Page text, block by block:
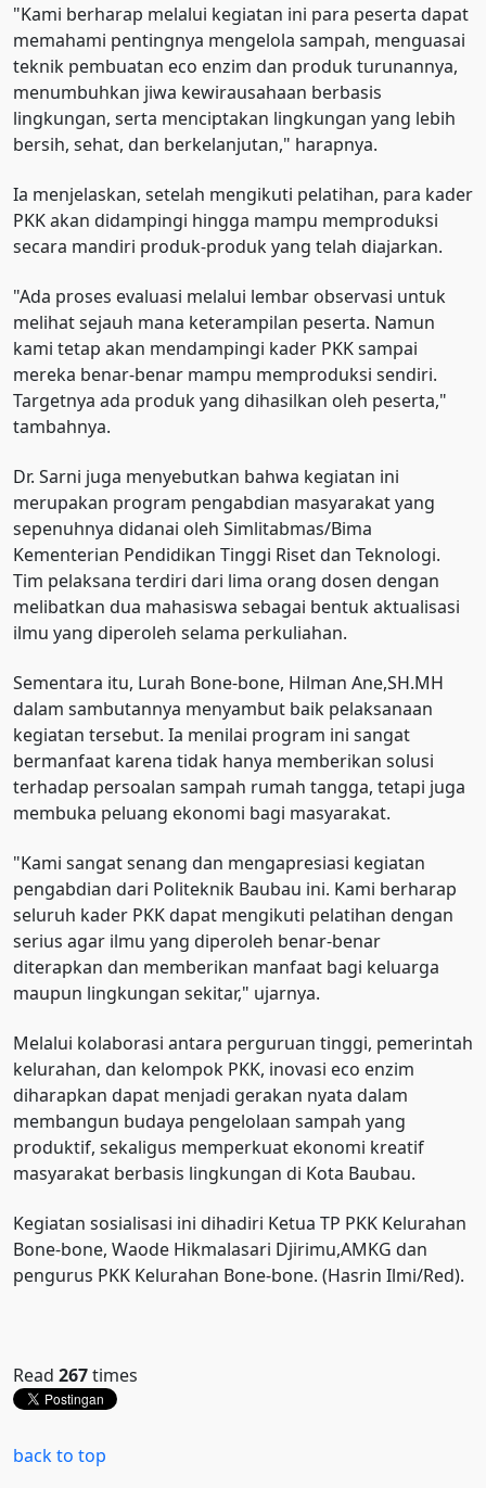
"Kami berharap melalui kegiatan ini para peserta dapat
memahami pentingnya mengelola sampah, menguasai
teknik pembuatan eco enzim dan produk turunannya,
menumbuhkan jiwa kewirausahaan berbasis
lingkungan, serta menciptakan lingkungan yang lebih
bersih, sehat, dan berkelanjutan," harapnya.
Ia menjelaskan, setelah mengikuti pelatihan, para kader
PKK akan didampingi hingga mampu memproduksi
secara mandiri produk-produk yang telah diajarkan.
"Ada proses evaluasi melalui lembar observasi untuk
melihat sejauh mana keterampilan peserta. Namun
kami tetap akan mendampingi kader PKK sampai
mereka benar-benar mampu memproduksi sendiri.
Targetnya ada produk yang dihasilkan oleh peserta,"
tambahnya.
Dr. Sarni juga menyebutkan bahwa kegiatan ini
merupakan program pengabdian masyarakat yang
sepenuhnya didanai oleh Simlitabmas/Bima
Kementerian Pendidikan Tinggi Riset dan Teknologi.
Tim pelaksana terdiri dari lima orang dosen dengan
melibatkan dua mahasiswa sebagai bentuk aktualisasi
ilmu yang diperoleh selama perkuliahan.
Sementara itu, Lurah Bone-bone, Hilman Ane,SH.MH
dalam sambutannya menyambut baik pelaksanaan
kegiatan tersebut. Ia menilai program ini sangat
bermanfaat karena tidak hanya memberikan solusi
terhadap persoalan sampah rumah tangga, tetapi juga
membuka peluang ekonomi bagi masyarakat.
"Kami sangat senang dan mengapresiasi kegiatan
pengabdian dari Politeknik Baubau ini. Kami berharap
seluruh kader PKK dapat mengikuti pelatihan dengan
serius agar ilmu yang diperoleh benar-benar
diterapkan dan memberikan manfaat bagi keluarga
maupun lingkungan sekitar," ujarnya.
Melalui kolaborasi antara perguruan tinggi, pemerintah
kelurahan, dan kelompok PKK, inovasi eco enzim
diharapkan dapat menjadi gerakan nyata dalam
membangun budaya pengelolaan sampah yang
produktif, sekaligus memperkuat ekonomi kreatif
masyarakat berbasis lingkungan di Kota Baubau.
Kegiatan sosialisasi ini dihadiri Ketua TP PKK Kelurahan
Bone-bone, Waode Hikmalasari Djirimu,AMKG dan
pengurus PKK Kelurahan Bone-bone. (Hasrin Ilmi/Red).
Read 267times
back to top